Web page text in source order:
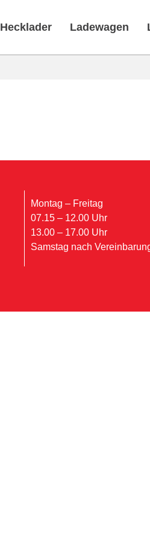
Hecklader Ladewagen
Montag – Freitag
07.15 – 12.00 Uhr
13.00 – 17.00 Uhr
Samstag nach